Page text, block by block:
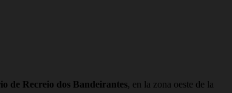
de Recreio dos Bandeirantes, en la zona oeste de la